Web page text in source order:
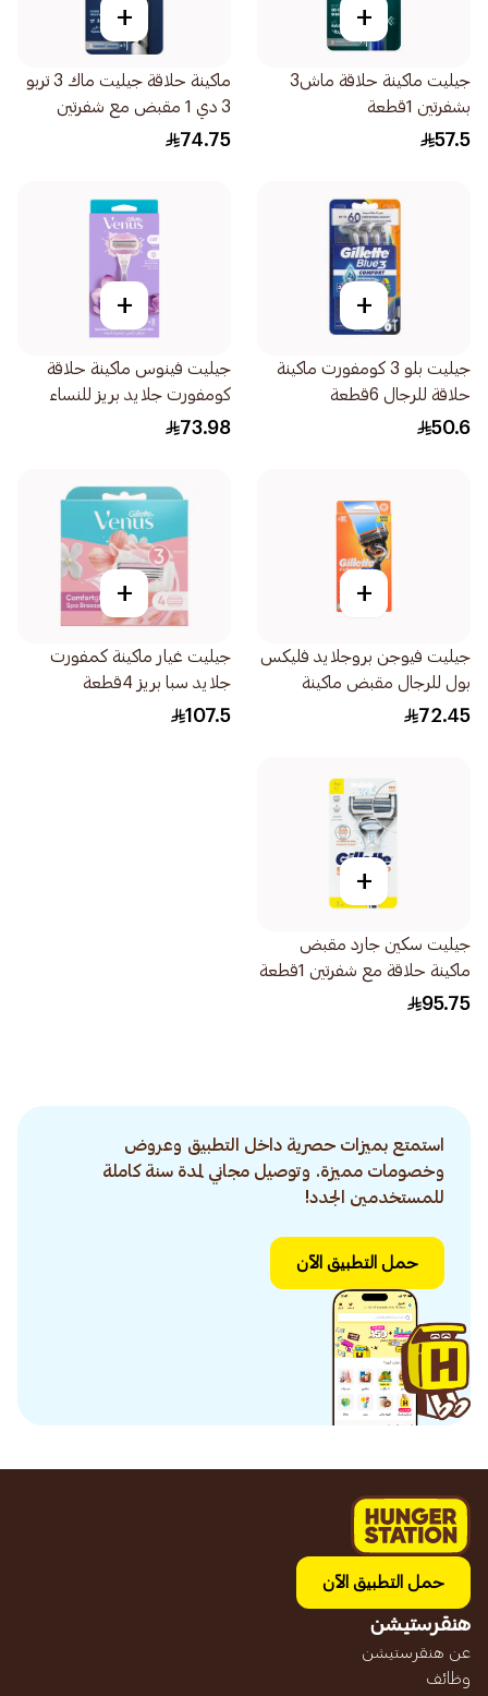
+
جيليت ماكينة حلاقة ماش3
بشفرتين 1قطعة
57.5
+
ماكينة حلاقة جيليت ماك 3 تربو
3 دي 1 مقبض مع شفرتين
2قطعة
74.75
+
جيليت بلو 3 كومفورت ماكينة
حلاقة للرجال 6قطعة
50.6
+
جيليت فينوس ماكينة حلاقة
كومفورت جلايد بريز للنساء
1قطعة
73.98
+
جيليت فيوجن بروجلايد فليكس
بول للرجال مقبض ماكينة
الحلاقة شفرتين 1قطعة
72.45
+
جيليت غيار ماكينة كمفورت
جلايد سبا بريز 4قطعة
107.5
+
جيليت سكين جارد مقبض
ماكينة حلاقة مع شفرتين 1قطعة
95.75
استمتع بميزات حصرية داخل التطبيق وعروض
وخصومات مميزة. وتوصيل مجاني لمدة سنة كاملة
للمستخدمين الجدد!
حمل التطبيق الآن
حمل التطبيق الآن
هنقرستيشن
عن هنقرستيشن
وظائف